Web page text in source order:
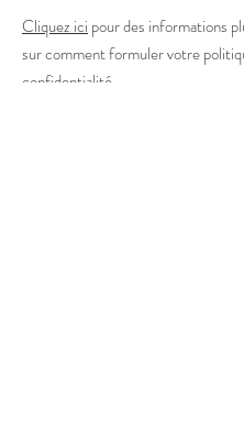
Cliquez ici pour des informations
sur comment formuler votre
confidentialité.